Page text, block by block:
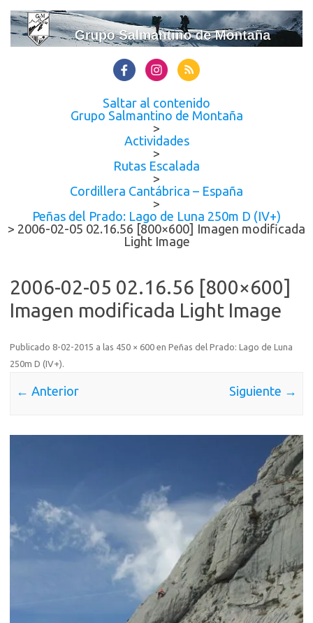
Saltar al contenido
Grupo Salmantino de Montaña
>
Actividades
>
Rutas Escalada
>
Cordillera Cantábrica – España
>
Peñas del Prado: Lago de Luna 250m D (IV+)
> 2006-02-05 02.16.56 [800×600] Imagen modificada
Light Image
2006-02-05 02.16.56 [800×600]
Imagen modificada Light Image
Publicado 8-02-2015 a las 450 × 600 en Peñas del Prado: Lago de Luna
250m D (IV+).
← Anterior Siguiente →